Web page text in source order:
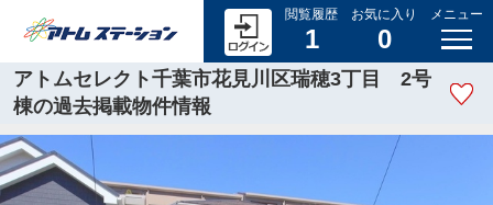
閲覧履歴
1
お気に入り
0
メニュー
アトムセレクト千葉市花見川区瑞穂3丁目 2号
棟の過去掲載物件情報